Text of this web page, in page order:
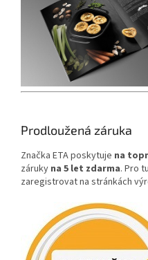
Prodloužená záruka
Značka ETA poskytuje na
záruky na 5 let zdarma. Pro
zaregistrovat na stránkách